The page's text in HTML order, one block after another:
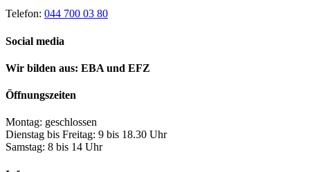
Telefon: 044 700 03 80
Social media
Wir bilden aus: EBA und EFZ
Öffnungszeiten
Montag: geschlossen
Dienstag bis Freitag: 9 bis 18.30 Uhr
Samstag: 8 bis 14 Uhr